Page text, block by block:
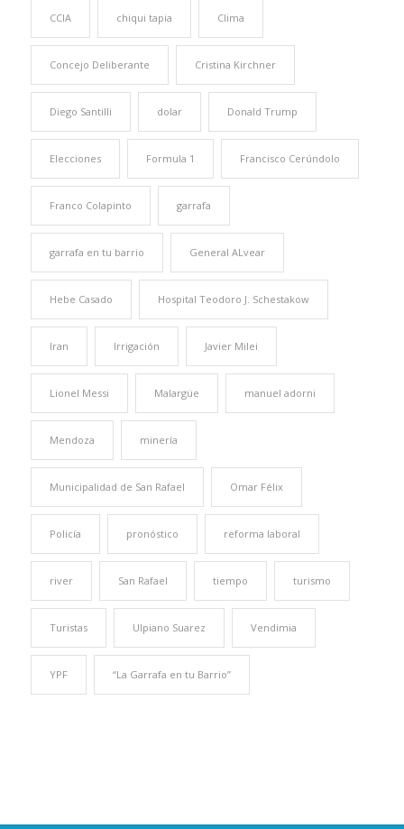
CCIA chiqui tapia Clima
Concejo Deliberante Cristina Kirchner
Diego Santilli dolar Donald Trump
Elecciones Formula 1 Francisco Cerúndolo
Franco Colapinto garrafa
garrafa en tu barrio General ALvear
Hebe Casado Hospital Teodoro J. Schestakow
Iran Irrigación Javier Milei
Lionel Messi Malargüe manuel adorni
Mendoza minería
Municipalidad de San Rafael Omar Félix
Policía pronóstico reforma laboral
river San Rafael tiempo turismo
Turistas Ulpiano Suarez Vendimia
YPF “La Garrafa en tu Barrio”